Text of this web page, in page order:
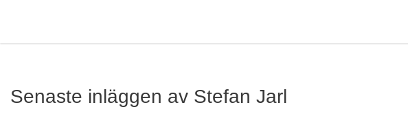
Senaste inläggen av Stefan Jarl